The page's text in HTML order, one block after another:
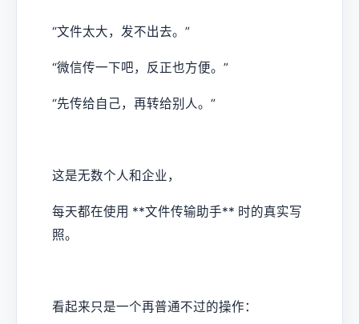
“文件太大，发不出去。”
“微信传一下吧，反正也方便。”
“先传给自己，再转给别人。”
这是无数个人和企业，
每天都在使用 **文件传输助手** 时的真实写
照。
看起来只是一个再普通不过的操作：